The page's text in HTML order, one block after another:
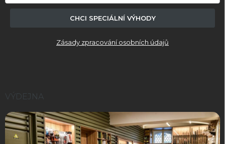
CHCI SPECIÁLNÍ VÝHODY
Zásady zpracování osobních údajů
VÝDEJNA